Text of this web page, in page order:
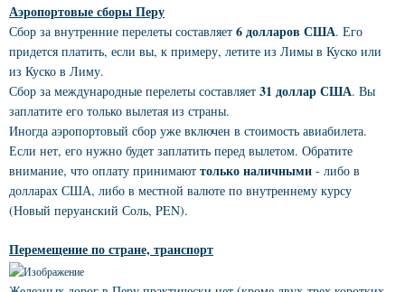
Аэропортовые сборы Перу
Сбор за внутренние перелеты составляет 6 долларов США. Его
придется платить, если вы, к примеру, летите из Лимы в Куско или
из Куско в Лиму.
Сбор за международные перелеты составляет 31 доллар США. Вы
заплатите его только вылетая из страны.
Иногда аэропортовый сбор уже включен в стоимость авиабилета.
Если нет, его нужно будет заплатить перед вылетом. Обратите
внимание, что оплату принимают только наличными - либо в
долларах США, либо в местной валюте по внутреннему курсу
(Новый перуанский Соль, PEN).
Перемещение по стране, транспорт